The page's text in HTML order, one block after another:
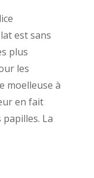
est sans
plus
les
moelleuse à
en fait
La